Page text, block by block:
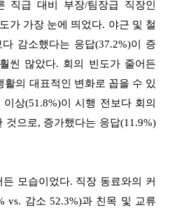
직급 대비 부장/팀장급 직장인
가 가장 눈에 띄었다. 야근 및 철
감소했다는 응답(37.2%)이 증
씬 많았다. 회의 빈도가 줄어든
의 대표적인 변화로 꼽을 수 있
상(51.8%)이 시행 전보다 회의
것으로, 증가했다는 응답(11.9%)
모습이었다. 직장 동료와의 커
vs. 감소 52.3%)과 친목 및 교류